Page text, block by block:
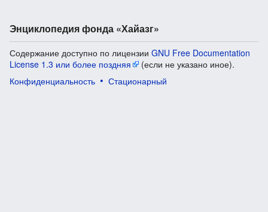
Энциклопедия фонда «Хайазг»
Содержание доступно по лицензии GNU Free Documentation
License 1.3 или более поздняя
(если не указано иное).
Конфиденциальность
Стационарный